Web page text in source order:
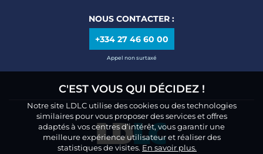
NOUS CONTACTER :
+334 27 46 60 00
Appel non surtaxé
C'EST VOUS QUI DÉCIDEZ !
Notre site LDLC utilise des cookies ou des technologies
similaires pour vous proposer des services et offres
adaptés à vos centres d’intérêt, vous garantir une
meilleure expérience utilisateur et réaliser des
statistiques de visites. En savoir plus.